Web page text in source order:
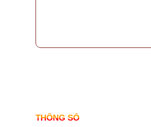
THÔNG SỐ